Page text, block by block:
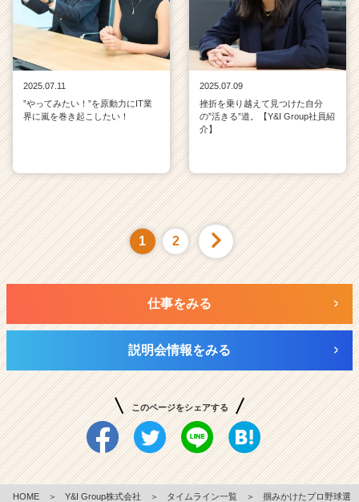
2025.07.11
”やってみたい！”を原動力にIT業
界に嵐を巻き起こしたい！
2025.07.09
挫折を乗り越えて見つけた自分
の”活きる”道。【Y&I Group社員紹
介】
1 2
仕事をみる
説明会情報をみる
このページをシェアする
HOME ＞ Y&I Group株式会社 ＞ タイムライン一覧 ＞
掴みかけたプロ野球選